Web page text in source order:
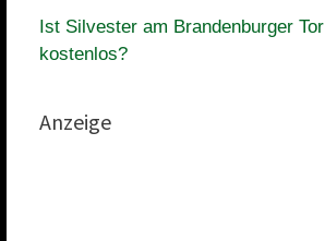
Ist Silvester am Brandenburger Tor
kostenlos?
Anzeige